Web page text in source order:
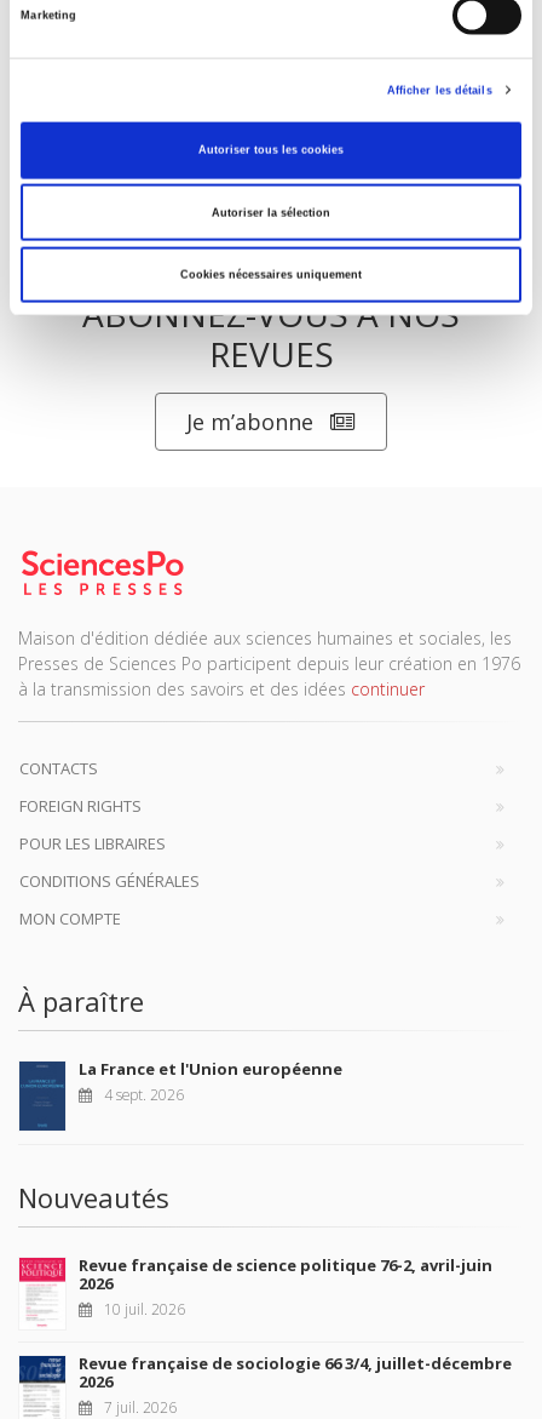
Marketing
Afficher les détails
Autoriser tous les cookies
Autoriser la sélection
Cookies nécessaires uniquement
La mutation climatique
ABONNEZ-VOUS À NOS
REVUES
Je m’abonne
Maison d'édition dédiée aux sciences humaines et sociales, les
Presses de Sciences Po participent depuis leur création en 1976
à la transmission des savoirs et des idées continuer
CONTACTS
FOREIGN RIGHTS
POUR LES LIBRAIRES
CONDITIONS GÉNÉRALES
MON COMPTE
À paraître
La France et l'Union européenne
4 sept. 2026
Nouveautés
Revue française de science politique 76-2, avril-juin
2026
10 juil. 2026
Revue française de sociologie 66 3/4, juillet-décembre
2026
7 juil. 2026